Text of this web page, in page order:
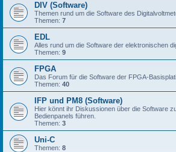
DIV (Software)
Themen rund um die Software des
Themen: 7
EDL
Alles rund um die Software der elektronischen
Themen: 9
FPGA
Das Forum für die Software der FPGA-
Themen: 40
IFP und PM8 (Software)
Hier könnt ihr Diskussionen über die Software
Bedienpanels führen.
Themen: 3
Uni-C
Themen: 8